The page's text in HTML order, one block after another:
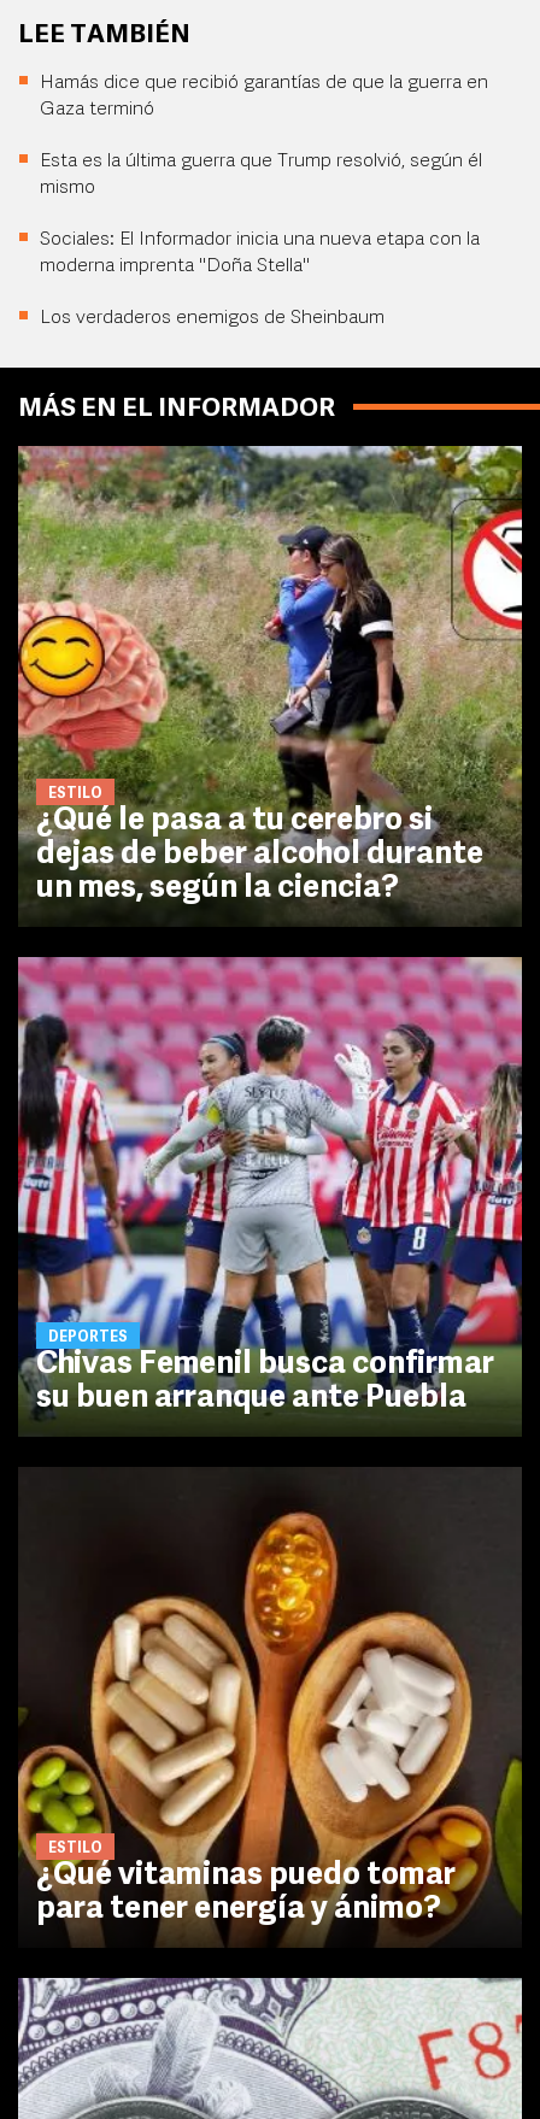
LEE TAMBIÉN
Hamás dice que recibió garantías de que la guerra en
Gaza terminó
Esta es la última guerra que Trump resolvió, según él
mismo
Sociales: El Informador inicia una nueva etapa con la
moderna imprenta "Doña Stella"
Los verdaderos enemigos de Sheinbaum
MÁS EN EL INFORMADOR
ESTILO
¿Qué le pasa a tu cerebro si
dejas de beber alcohol durante
un mes, según la ciencia?
DEPORTES
Chivas Femenil busca confirmar
su buen arranque ante Puebla
ESTILO
¿Qué vitaminas puedo tomar
para tener energía y ánimo?